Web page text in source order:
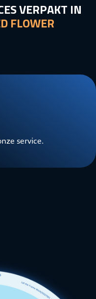
VERPAKT IN
FLOWER
service.